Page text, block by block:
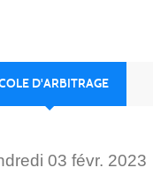
D'ARBITRAGE
03 févr. 2023